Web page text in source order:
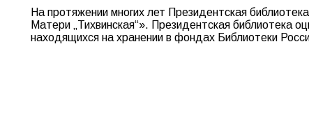
На протяжении многих лет Президентская
Матери „Тихвинская“». Президентская библиотека
находящихся на хранении в фондах Библиотеки